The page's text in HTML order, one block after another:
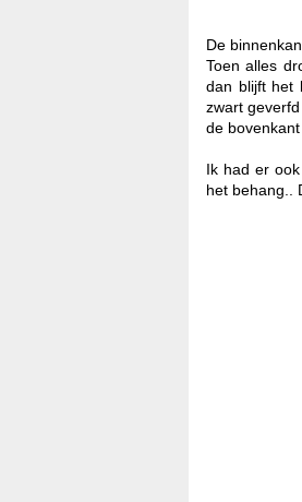
De
Toen alles
dan blijft het
zwart
de
Ik had er
het behang..